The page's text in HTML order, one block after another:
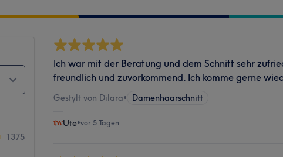
1375
Ich war mit der Beratung und dem Schnitt sehr
freundlich und zuvorkommend. Ich komme gerne
Gestylt von Dilara• Damenhaarschnitt
Ute•vor 5 Tagen